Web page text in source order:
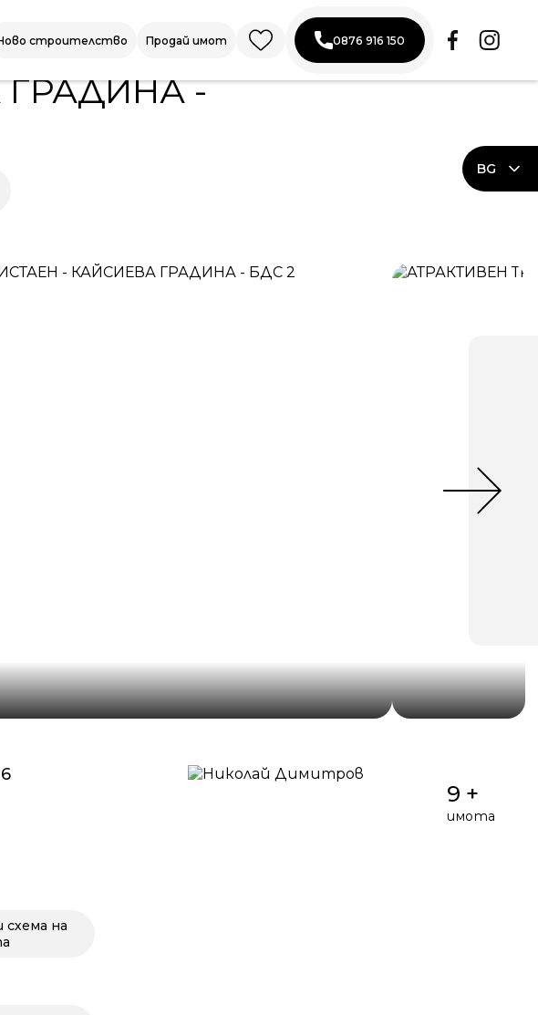
строителство Продай имот 0876 916 150
BG
ГРАДИНА -
схема на
9 +
имота